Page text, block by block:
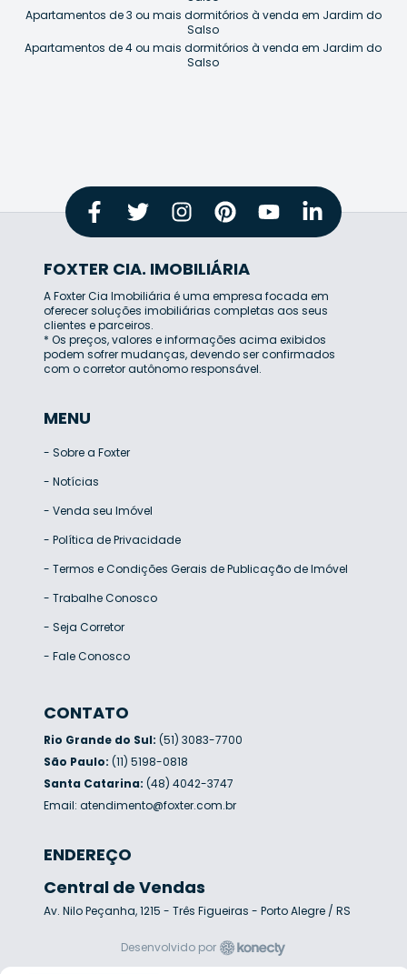
Apartamentos de 3 ou mais dormitórios à venda em Jardim do
Salso
Apartamentos de 4 ou mais dormitórios à venda em Jardim do
Salso
FOXTER CIA. IMOBILIÁRIA
A Foxter Cia Imobiliária é uma empresa focada em
oferecer soluções imobiliárias completas aos seus
clientes e parceiros.
* Os preços, valores e informações acima exibidos
podem sofrer mudanças, devendo ser confirmados
com o corretor autônomo responsável.
MENU
- Sobre a Foxter
- Notícias
- Venda seu Imóvel
- Política de Privacidade
- Termos e Condições Gerais de Publicação de Imóvel
- Trabalhe Conosco
- Seja Corretor
- Fale Conosco
CONTATO
Rio Grande do Sul: (51) 3083-7700
São Paulo: (11) 5198-0818
Santa Catarina: (48) 4042-3747
Email: atendimento@foxter.com.br
ENDEREÇO
Central de Vendas
Av. Nilo Peçanha, 1215 - Três Figueiras - Porto Alegre / RS
Desenvolvido por